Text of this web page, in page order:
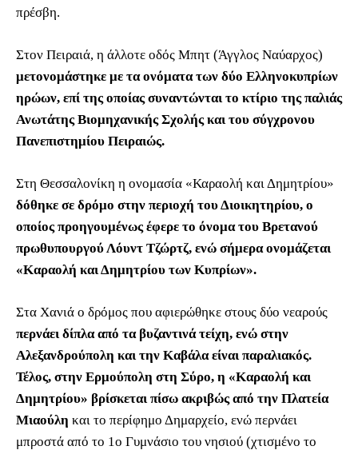
πρέσβη.
Στον Πειραιά, η άλλοτε οδός Μπητ (Άγγλος Ναύαρχος)
μετονομάστηκε με τα ονόματα των δύο Ελληνοκυπρίων
ηρώων, επί της οποίας συναντώνται το κτίριο της παλιάς
Ανωτάτης Βιομηχανικής Σχολής και του σύγχρονου
Πανεπιστημίου Πειραιώς.
Στη Θεσσαλονίκη η ονομασία «Καραολή και Δημητρίου»
δόθηκε σε δρόμο στην περιοχή του Διοικητηρίου, ο
οποίος προηγουμένως έφερε το όνομα του Βρετανού
πρωθυπουργού Λόυντ Τζώρτζ, ενώ σήμερα ονομάζεται
«Καραολή και Δημητρίου των Κυπρίων».
Στα Χανιά ο δρόμος που αφιερώθηκε στους δύο νεαρούς
περνάει δίπλα από τα βυζαντινά τείχη, ενώ στην
Αλεξανδρούπολη και την Καβάλα είναι παραλιακός.
Τέλος, στην Ερμούπολη στη Σύρο, η «Καραολή και
Δημητρίου» βρίσκεται πίσω ακριβώς από την Πλατεία
Μιαούλη και το περίφημο Δημαρχείο, ενώ περνάει
μπροστά από το 1ο Γυμνάσιο του νησιού (χτισμένο το